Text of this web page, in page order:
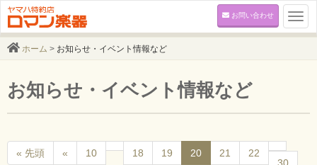
お問い合わせ
ホーム > お知らせ・イベント情報など
お知らせ・イベント情報など
« 先頭 « 10 18 19 20 21
22